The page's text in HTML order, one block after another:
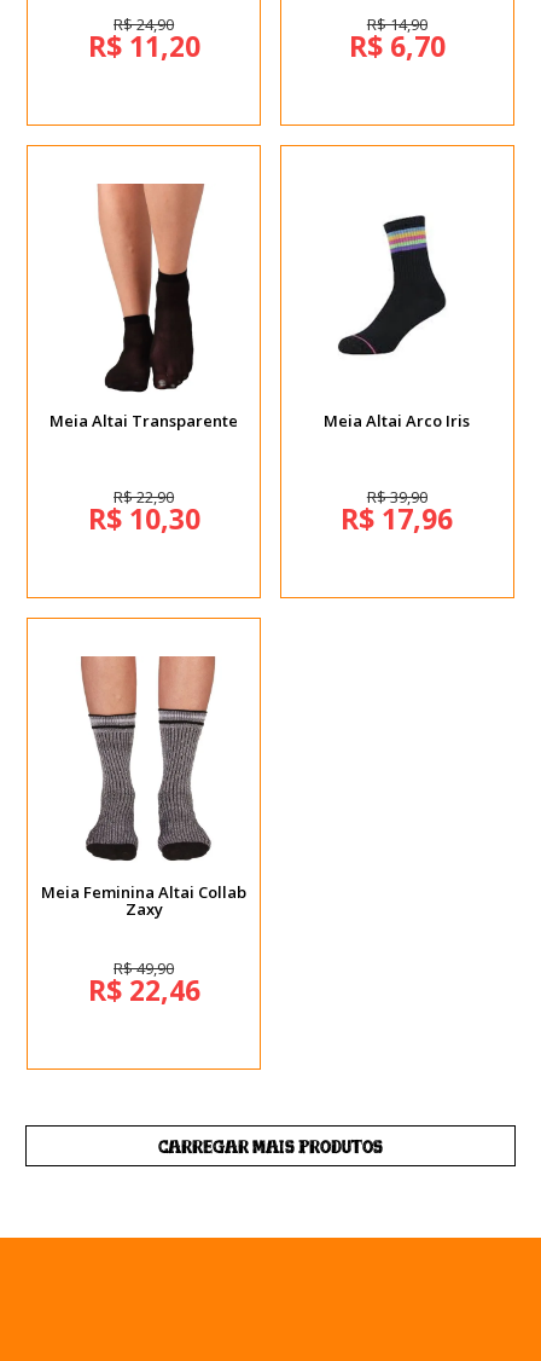
R$ 24,90
R$ 11,20
R$ 14,90
R$ 6,70
Meia Altai Transparente
R$ 22,90
R$ 10,30
Meia Altai Arco Iris
R$ 39,90
R$ 17,96
Meia Feminina Altai Collab
Zaxy
R$ 49,90
R$ 22,46
CARREGAR MAIS PRODUTOS